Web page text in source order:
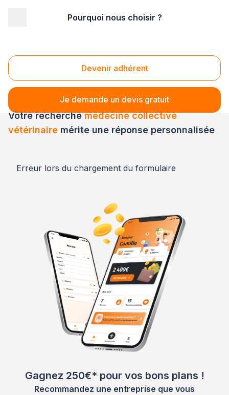
Pourquoi nous choisir ?
Devenir adhérent
Je demande un devis gratuit
Médecine collective vétérinaire
Votre recherchemédecine collective
vétérinaire mérite une réponse personnalisée
Erreur lors du chargement du formulaire
Gagnez 250€* pour vos bons plans !
Recommandez une entreprise que vous